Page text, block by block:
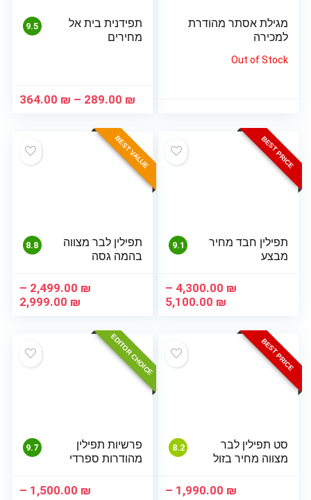
מגילת אסתר מהודרת
למכירה
Out of Stock
9.5
תפידנית בית אל
מחירים
289.00 ₪
–
364.00 ₪
BEST PRICE
9.1
תפילין חבד מחיר
מבצע
4,300.00 ₪
–
5,100.00 ₪
טווח
⁦4,300.00 ₪⁩
BEST VALUE
8.8
תפילין לבר מצווה
בהמה גסה
2,499.00 ₪
–
2,999.00 ₪
BEST PRICE
8.2
סט תפילין לבר
מצווה מחיר בזול
1,990.00 ₪
–
EDITOR CHOICE
9.7
פרשיות תפילין
מהודרות ספרדי
1,500.00 ₪
–